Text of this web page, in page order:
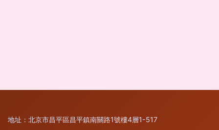
地址：北京市昌平區昌平鎮南關路1號樓4層1-517